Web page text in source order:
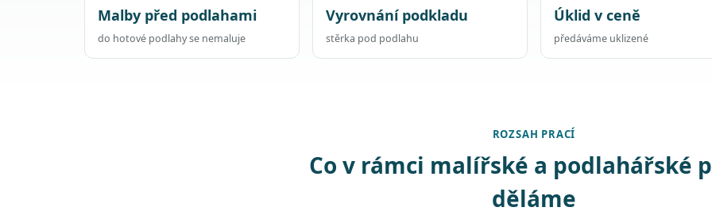
Malby před podlahami
do hotové podlahy se nemaluje
Vyrovnání podkladu
stěrka pod podlahu
Úklid v ceně
předáváme uklizené
ROZSAH PRACÍ
Co v rámci malířské a podlahářské
děláme